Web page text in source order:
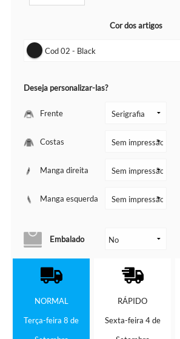
Cor dos artigos
Cod 02 - Black
Deseja personalizar-las?
Frente
Costas
Manga direita
Manga esquerda
Embalado
NORMAL
Terça-feira 8 de
RÁPIDO
Sexta-feira 4 de